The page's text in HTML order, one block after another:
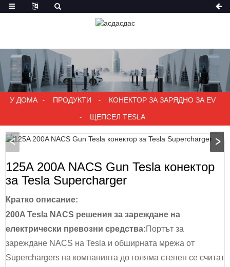
У ДОМА ПРОДУКТИ КОНЕКТОР ЗА ЗАРЯДНО ЗА EV
ЩЕПСЕЛ TESLA
125A 200A NACS Gun Tesla конектор
за Tesla Supercharger
Кратко описание:
200A Tesla NACS решения за зареждане на
електрически превозни средства:Портът за
зареждане NACS на Tesla и обширната мрежа от
Superchargers на компанията до голяма степен се считат